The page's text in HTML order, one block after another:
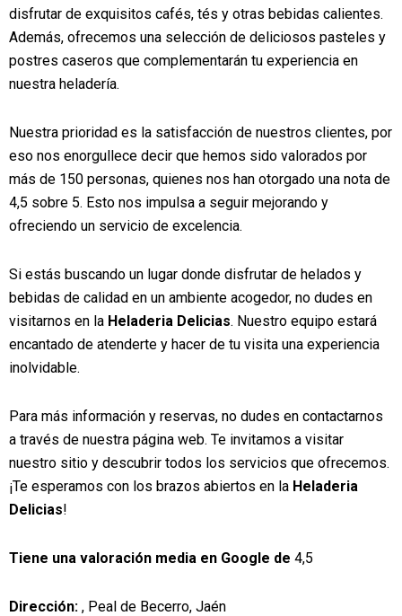
disfrutar de exquisitos cafés, tés y otras bebidas calientes.
Además, ofrecemos una selección de deliciosos pasteles y
postres caseros que complementarán tu experiencia en
nuestra heladería.
Nuestra prioridad es la satisfacción de nuestros clientes, por
eso nos enorgullece decir que hemos sido valorados por
más de 150 personas, quienes nos han otorgado una nota de
4,5 sobre 5. Esto nos impulsa a seguir mejorando y
ofreciendo un servicio de excelencia.
Si estás buscando un lugar donde disfrutar de helados y
bebidas de calidad en un ambiente acogedor, no dudes en
visitarnos en la Heladeria Delicias. Nuestro equipo estará
encantado de atenderte y hacer de tu visita una experiencia
inolvidable.
Para más información y reservas, no dudes en contactarnos
a través de nuestra página web. Te invitamos a visitar
nuestro sitio y descubrir todos los servicios que ofrecemos.
¡Te esperamos con los brazos abiertos en la Heladeria
Delicias!
Tiene una valoración media en Google de 4,5
Dirección: , Peal de Becerro, Jaén